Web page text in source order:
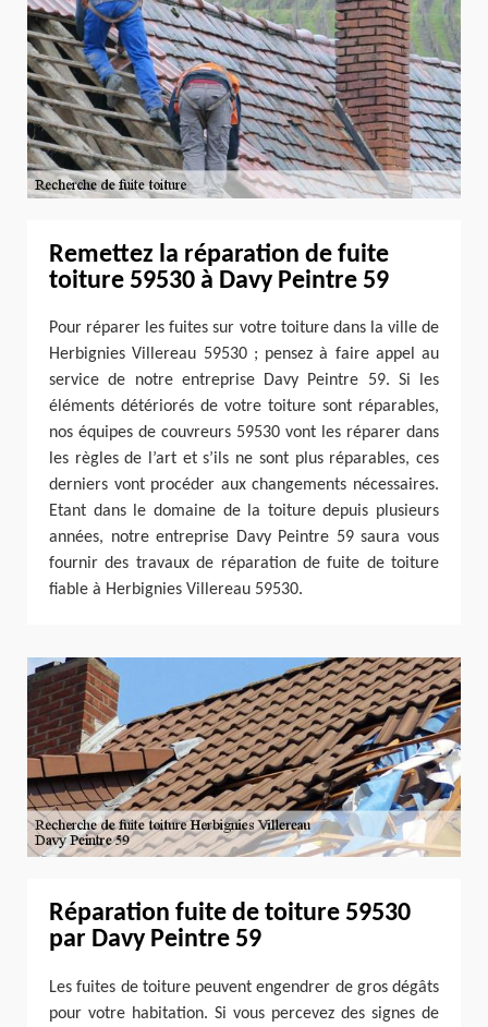
Remettez la réparation de fuite
toiture 59530 à Davy Peintre 59
Pour réparer les fuites sur votre toiture dans la ville de
Herbignies Villereau 59530 ; pensez à faire appel au
service de notre entreprise Davy Peintre 59. Si les
éléments détériorés de votre toiture sont réparables,
nos équipes de couvreurs 59530 vont les réparer dans
les règles de l’art et s’ils ne sont plus réparables, ces
derniers vont procéder aux changements nécessaires.
Etant dans le domaine de la toiture depuis plusieurs
années, notre entreprise Davy Peintre 59 saura vous
fournir des travaux de réparation de fuite de toiture
fiable à Herbignies Villereau 59530.
Réparation fuite de toiture 59530
par Davy Peintre 59
Les fuites de toiture peuvent engendrer de gros dégâts
pour votre habitation. Si vous percevez des signes de